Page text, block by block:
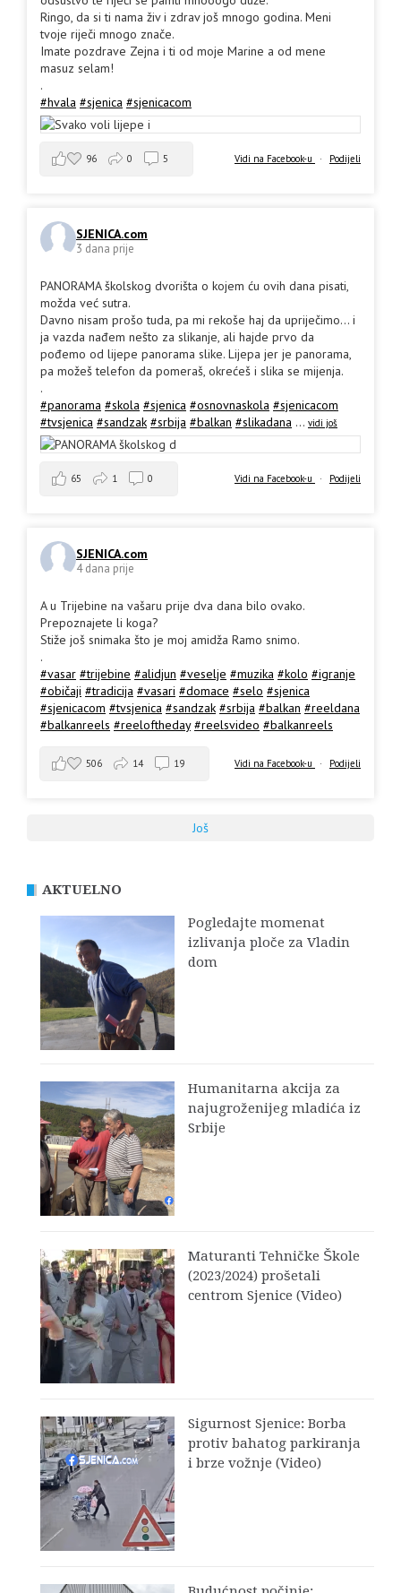
Ringo, da si ti nama živ i zdrav još mnogo godina. Meni
tvoje riječi mnogo znače.
Imate pozdrave Zejna i ti od moje Marine a od mene
masuz selam!
.
#hvala #sjenica #sjenicacom
Vidi na Facebook-u · Podijeli
96 0 5
SJENICA.com
3 dana prije
PANORAMA školskog dvorišta o kojem ću ovih dana pisati,
možda već sutra.
Davno nisam prošo tuda, pa mi rekoše haj da upriječimo... i
ja vazda nađem nešto za slikanje, ali hajde prvo da
pođemo od lijepe panorama slike. Lijepa jer je panorama,
pa možeš telefon da pomeraš, okrećeš i slika se mijenja.
.
#panorama #skola #sjenica #osnovnaskola #sjenicacom
#tvsjenica #sandzak #srbija #balkan #slikadana ... vidi još
Vidi na Facebook-u · Podijeli
65 1 0
SJENICA.com
4 dana prije
A u Trijebine na vašaru prije dva dana bilo ovako.
Prepoznajete li koga?
Stiže još snimaka što je moj amidža Ramo snimo.
.
#vasar #trijebine #alidjun #veselje #muzika #kolo #igranje
#običaji #tradicija #vasari #domace #selo #sjenica
#sjenicacom #tvsjenica #sandzak #srbija #balkan #reeldana
#balkanreels #reeloftheday #reelsvideo #balkanreels
Vidi na Facebook-u · Podijeli
506 14 19
Još
AKTUELNO
Pogledajte momenat
izlivanja ploče za Vladin
dom
Humanitarna akcija za
najugroženijeg mladića iz
Srbije
Maturanti Tehničke Škole
(2023/2024) prošetali
centrom Sjenice (Video)
Sigurnost Sjenice: Borba
protiv bahatog parkiranja
i brze vožnje (Video)